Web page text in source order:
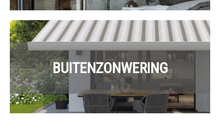
BUITENZONWERING